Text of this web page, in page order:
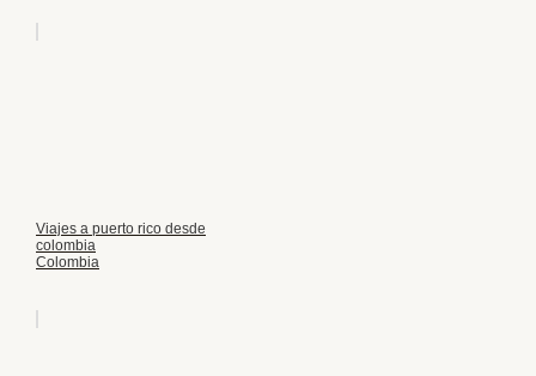
Viajes a puerto rico desde
colombia
Colombia